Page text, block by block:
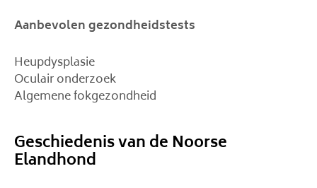
Aanbevolen gezondheidstests
Heupdysplasie
Oculair onderzoek
Algemene fokgezondheid
Geschiedenis van de Noorse
Elandhond